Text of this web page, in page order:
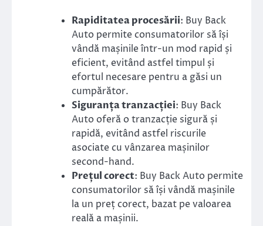
Rapiditatea procesării: Buy Back
Auto permite consumatorilor să își
vândă mașinile într-un mod rapid și
eficient, evitând astfel timpul și
efortul necesare pentru a găsi un
cumpărător.
Siguranța tranzacției: Buy Back
Auto oferă o tranzacție sigură și
rapidă, evitând astfel riscurile
asociate cu vânzarea mașinilor
second-hand.
Prețul corect: Buy Back Auto permite
consumatorilor să își vândă mașinile
la un preț corect, bazat pe valoarea
reală a mașinii.